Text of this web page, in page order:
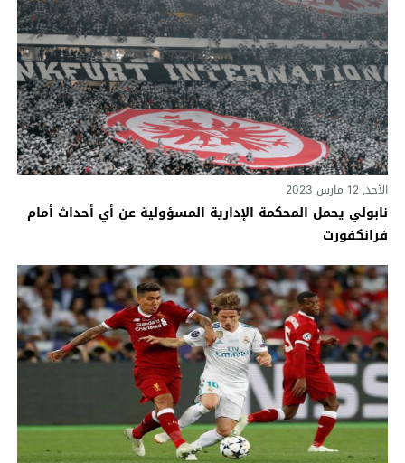
الأحد, 12 مارس 2023
نابولي يحمل المحكمة الإدارية المسؤولية عن أي أحداث أمام
فرانكفورت